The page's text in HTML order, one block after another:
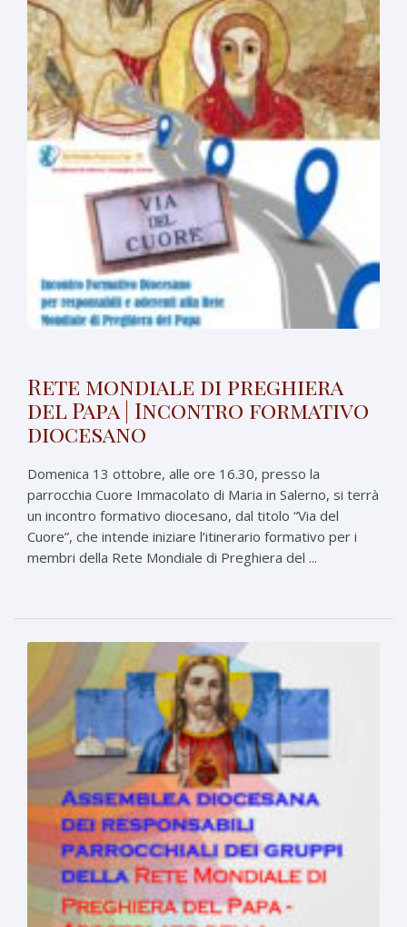
Rete mondiale di preghiera
del Papa | Incontro formativo
diocesano
Domenica 13 ottobre, alle ore 16.30, presso la
parrocchia Cuore Immacolato di Maria in Salerno, si terrà
un incontro formativo diocesano, dal titolo “Via del
Cuore”, che intende iniziare l’itinerario formativo per i
membri della Rete Mondiale di Preghiera del ...